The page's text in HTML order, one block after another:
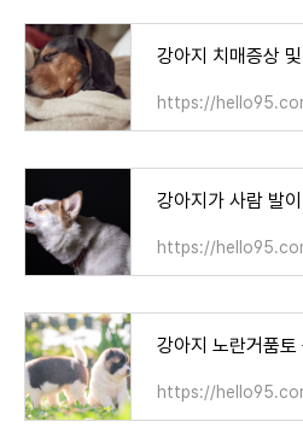
https://
https://
강아지 노란거품토
https://